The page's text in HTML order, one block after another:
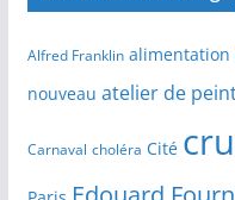
Alfred Franklin alimentation
nouveau atelier de
Carnaval choléra Cité